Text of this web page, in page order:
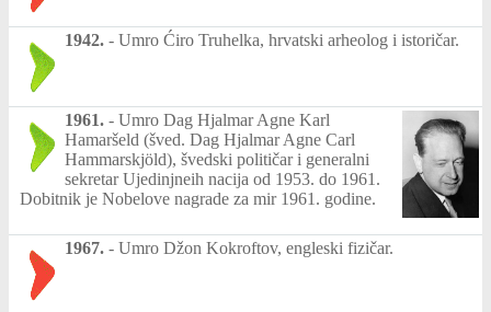
1942. - Umro Ćiro Truhelka, hrvatski arheolog i istoričar.
1961. - Umro Dag Hjalmar Agne Karl
Hamaršeld (šved. Dag Hjalmar Agne Carl
Hammarskjöld), švedski političar i generalni
sekretar Ujedinjneih nacija od 1953. do 1961.
Dobitnik je Nobelove nagrade za mir 1961. godine.
1967. - Umro Džon Kokroftov, engleski fizičar.